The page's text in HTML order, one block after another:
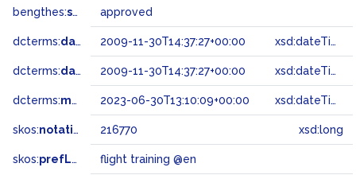
bengthes:status approved
dcterms:dateAccepted 2009-11-30T14:37:27+00:00 xsd:dateTime
dcterms:dateSubmitted 2009-11-30T14:37:27+00:00 xsd:dateTime
dcterms:modified 2023-06-30T13:10:09+00:00 xsd:dateTime
skos:notation 216770 xsd:long
skos:prefLabel flight training @en